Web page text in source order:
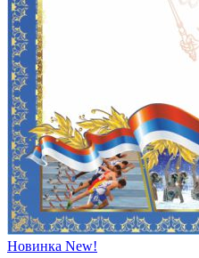
Новинка New!